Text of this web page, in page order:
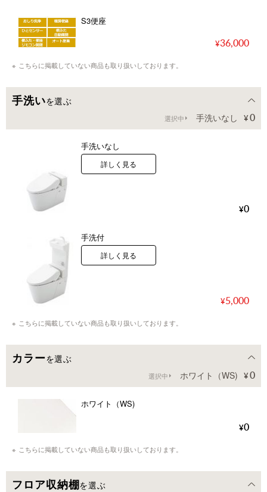
S3便座
36,000
こちらに掲載していない商品も取り扱いしております。
手洗いを選ぶ
選択中 手洗いなし 0
手洗いなし
詳しく見る
0
手洗付
詳しく見る
5,000
こちらに掲載していない商品も取り扱いしております。
カラーを選ぶ
選択中 ホワイト（WS) 0
ホワイト（WS)
0
こちらに掲載していない商品も取り扱いしております。
フロア収納棚を選ぶ